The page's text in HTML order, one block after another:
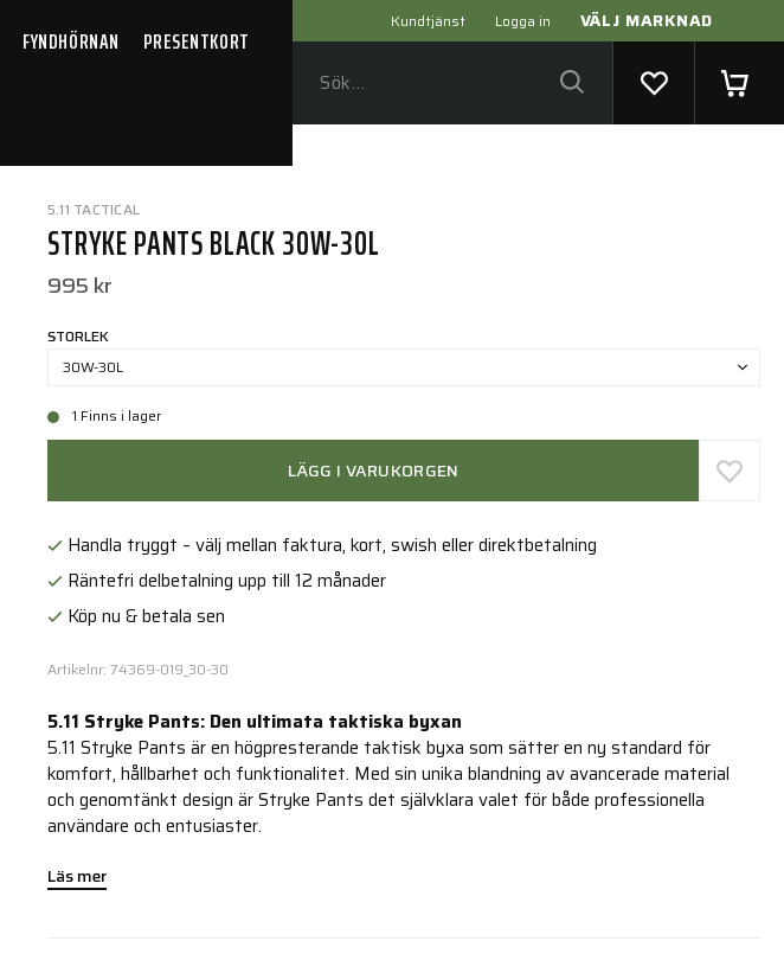
Kundtjänst Logga in VÄLJ MARKNAD
FYNDHÖRNAN PRESENTKORT
5.11 TACTICAL
STRYKE PANTS BLACK 30W-30L
995 kr
STORLEK
30W-30L
1 Finns i lager
LÄGG I VARUKORGEN
Handla tryggt – välj mellan faktura, kort, swish eller direktbetalning
Räntefri delbetalning upp till 12 månader
Köp nu & betala sen
Artikelnr: 74369-019_30-30
5.11 Stryke Pants: Den ultimata taktiska byxan
5.11 Stryke Pants är en högpresterande taktisk byxa som sätter en ny standard för
komfort, hållbarhet och funktionalitet. Med sin unika blandning av avancerade material
och genomtänkt design är Stryke Pants det självklara valet för både professionella
användare och entusiaster.
Läs mer